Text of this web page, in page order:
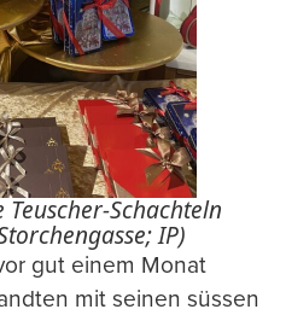
Schachteln
IP)
gut einem Monat
mit seinen süssen